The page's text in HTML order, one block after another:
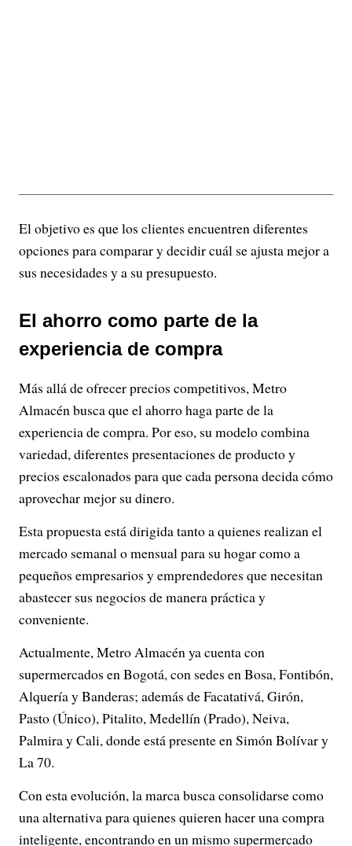
El objetivo es que los clientes encuentren diferentes
opciones para comparar y decidir cuál se ajusta mejor a
sus necesidades y a su presupuesto.
El ahorro como parte de la
experiencia de compra
Más allá de ofrecer precios competitivos, Metro
Almacén busca que el ahorro haga parte de la
experiencia de compra. Por eso, su modelo combina
variedad, diferentes presentaciones de producto y
precios escalonados para que cada persona decida cómo
aprovechar mejor su dinero.
Esta propuesta está dirigida tanto a quienes realizan el
mercado semanal o mensual para su hogar como a
pequeños empresarios y emprendedores que necesitan
abastecer sus negocios de manera práctica y
conveniente.
Actualmente, Metro Almacén ya cuenta con
supermercados en Bogotá, con sedes en Bosa, Fontibón,
Alquería y Banderas; además de Facatativá, Girón,
Pasto (Único), Pitalito, Medellín (Prado), Neiva,
Palmira y Cali, donde está presente en Simón Bolívar y
La 70.
Con esta evolución, la marca busca consolidarse como
una alternativa para quienes quieren hacer una compra
inteligente, encontrando en un mismo supermercado